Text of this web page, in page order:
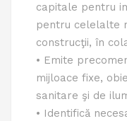
capitale pentru
pentru celelalte
construcţii, în
• Emite
mijloace fixe,
sanitare şi de
• Identifică